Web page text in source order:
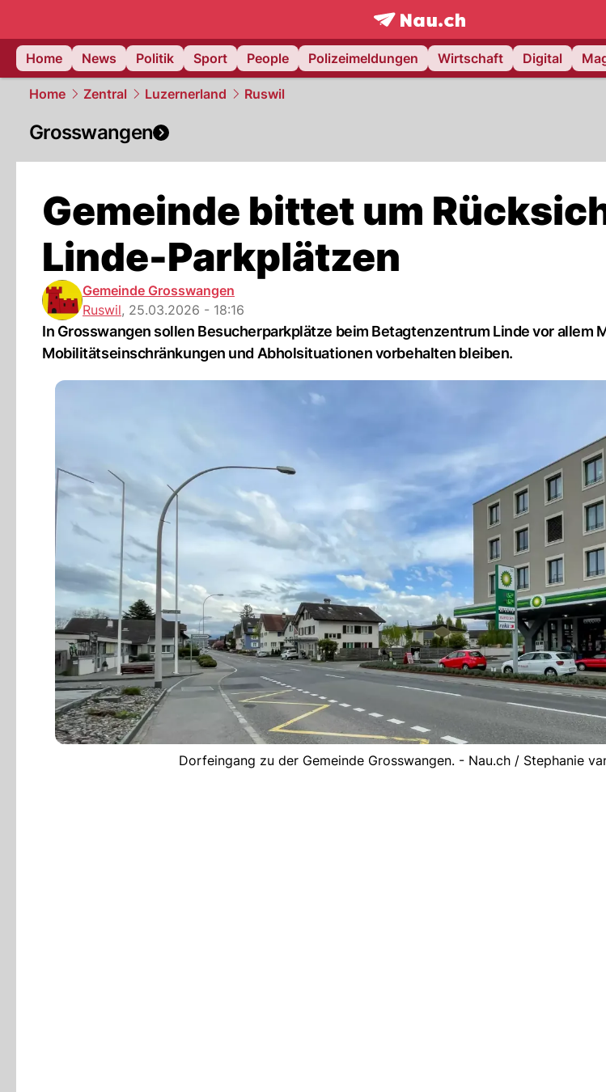
frontpage.NAU.ch
Home
News Politik Sport People Polizeimeldungen Wirtschaft Digital
Home Zentral Luzernerland Ruswil
Grosswangen
Gemeinde bittet um
Linde-Parkplätzen
Gemeinde Grosswangen
Ruswil, 25.03.2026 - 18:16
In Grosswangen sollen Besucherparkplätze beim Betagtenzentrum Linde vor allem
Mobilitätseinschränkungen und Abholsituationen vorbehalten bleiben.
Dorfeingang zu der Gemeinde Grosswangen. - Nau.ch / Stephanie